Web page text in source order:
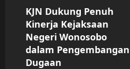
KJN Dukung Penuh
Kinerja Kejaksaan
Negeri Wonosobo
dalam Pengembangan
Dugaan